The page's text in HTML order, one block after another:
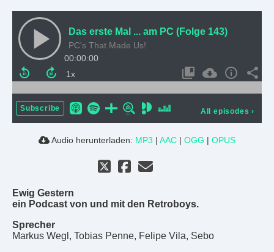
Das erste Mal ... am PC (Folge 143)
PC's That Made Us!
00:00:00
Subscribe All episodes ›
Audio herunterladen: MP3 | AAC | OGG | OPUS
Ewig Gestern
ein Podcast von und mit den Retroboys.
Sprecher
Markus Wegl, Tobias Penne, Felipe Vila, Sebo